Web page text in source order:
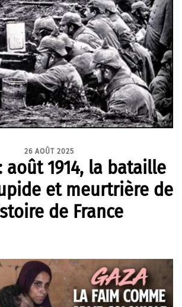
26 AOÛT 2025
août 1914, la bataille
et meurtrière de
de France